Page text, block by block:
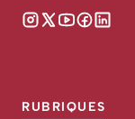
RUBRIQUES